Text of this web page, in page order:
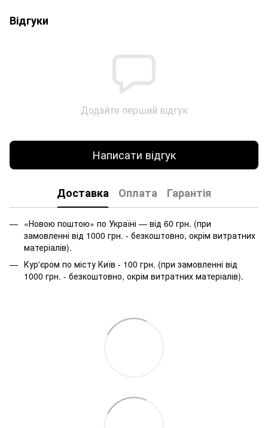
Відгуки
Додайте перший відгук
Написати відгук
Доставка Оплата Гарантія
«Новою поштою» по Україні — від 60 грн. (при
замовленні від 1000 грн. - безкоштовно, окрім витратних
матеріалів).
Кур'єром по місту Київ - 100 грн. (при замовленні від
1000 грн. - безкоштовно, окрім витратних матеріалів).